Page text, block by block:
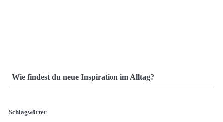
Wie findest du neue Inspiration im Alltag?
Schlagwörter